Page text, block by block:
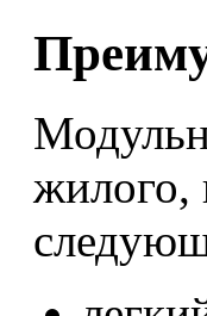
жилого,